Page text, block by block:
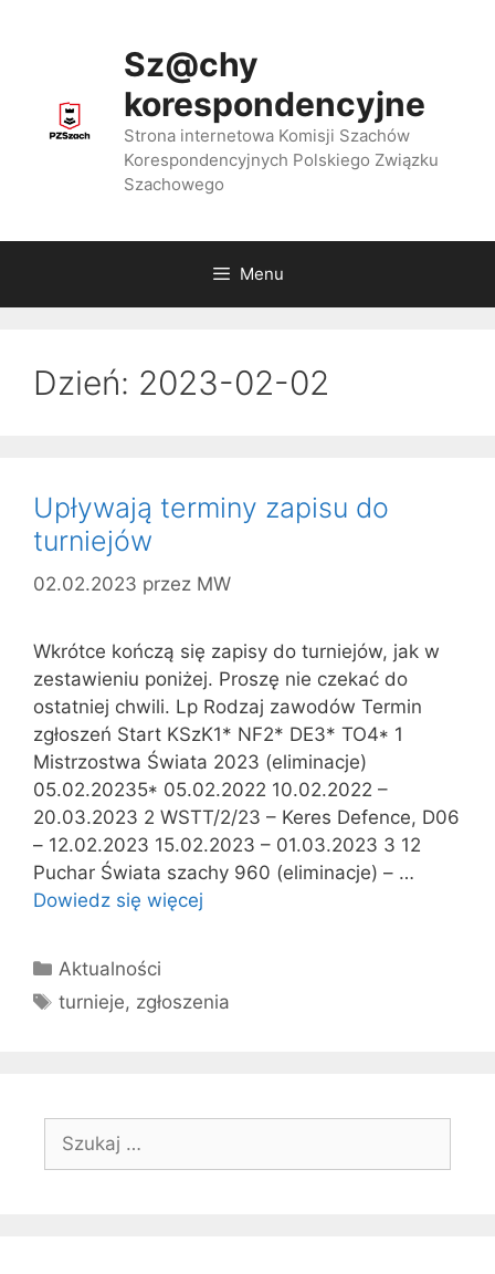
Sz@chy
korespondencyjne
Strona internetowa Komisji Szachów
Korespondencyjnych Polskiego Związku
Szachowego
Menu
Dzień: 2023-02-02
Upływają terminy zapisu do
turniejów
02.02.2023 przez MW
Wkrótce kończą się zapisy do turniejów, jak w
zestawieniu poniżej. Proszę nie czekać do
ostatniej chwili. Lp Rodzaj zawodów Termin
zgłoszeń Start KSzK1* NF2* DE3* TO4* 1
Mistrzostwa Świata 2023 (eliminacje)
05.02.20235* 05.02.2022 10.02.2022 –
20.03.2023 2 WSTT/2/23 – Keres Defence, D06
– 12.02.2023 15.02.2023 – 01.03.2023 3 12
Puchar Świata szachy 960 (eliminacje) – …
Dowiedz się więcej
Kategorie
Aktualności
Tagi
turnieje, zgłoszenia